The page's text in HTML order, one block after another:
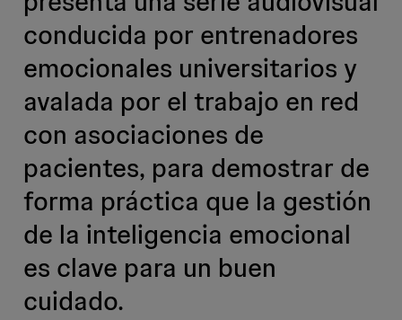
conducida por entrenadores
emocionales universitarios y
avalada por el trabajo en red
con asociaciones de
pacientes, para demostrar de
forma práctica que la gestión
de la inteligencia emocional
es clave para un buen
cuidado.